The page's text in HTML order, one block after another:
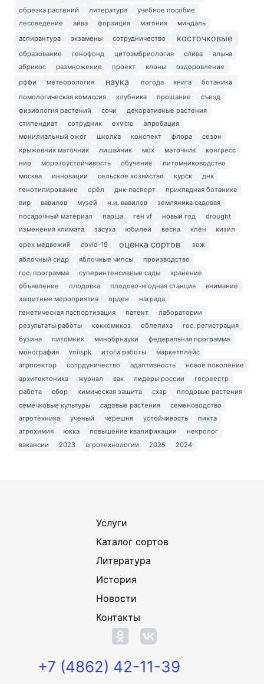
обрезка растений
литература
учебное пособие
лесоведение
айва форзиция магония
миндаль
аспирантура
экзамены сотрудничество косточковые
образование генофонд цитоэмбриология слива
алыча
абрикос
размножение проект клоны
оздоровление
рффи
метеорология наука погода книга
ботаника
помологическая комиссия
клубника прощание
съезд
физиология растений
сочи
декоративные растения
стипендиат
сотрудник exvitro
апробация
монилиальный ожог
школка конспект флора
сезон
крыжовник маточник
лишайник мох маточник
конгресс
нир
морозоустойчивость обучение
питомниководство
москва
инновации сельское хозяйство курск
днк
генотипирование
орёл днк-паспорт
прикладная ботаника
вир
вавилов музей н.и. вавилов
земляника садовая
посадочный материал
парша ген vf новый год
drought
изменения климата
засуха юбилей весна клён
кизил
орех медвежий
covid-19 оценка сортов
зож
яблочный сидр
яблочные чипсы
производство
гос. программа
суперинтенсивные сады
хранение
объявление
плодовка плодово-ягодная станция
внимание
защитные мероприятия
орден
награда
генетическая паспортизация
патент
лаборатории
результаты работы
коккомикоз облепиха
гос. регистрация
бузина
питомник минобрнауки
федеральная программа
монография
vniispk итоги работы
маркетплейс
агросектор
сотрдуничество адаптивность
новое поколение
архитектоника
журнал вак лидеры россии
госреестр
работа
сбор химическая защита схзр
плодовые растения
семечковые культуры
садовые растения
семеноводство
агротехника
ученый черешня устойчивость
пихта
агрохимия
юкка повышение квалификации
некролог
вакансии
2023 агротехнологии 2025 2024
Услуги
Каталог сортов
Литература
История
Новости
Контакты
+7 (4862) 42-11-39